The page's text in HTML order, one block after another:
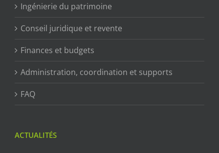
Ingénierie du patrimoine
Conseil juridique et revente
Finances et budgets
Administration, coordination et supports
FAQ
ACTUALITÉS